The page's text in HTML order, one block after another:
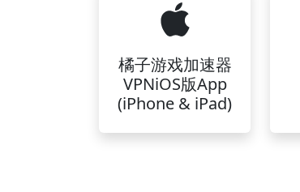
橘子游戏加速器
VPNiOS版App
(iPhone & iPad)